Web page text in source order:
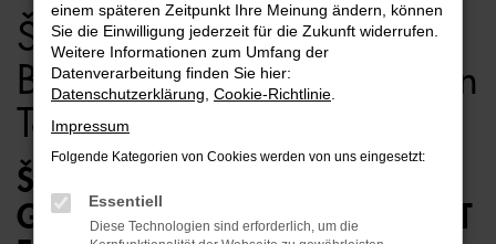
Škoda Octavia für
Bielefeld Gebrauchtwagen
Top Angebote
ŠKODA OCTAVIA
GEBRAUCHTWAGEN – PERFEKT
einem späteren Zeitpunkt Ihre Meinung ändern, können
Sie die Einwilligung jederzeit für die Zukunft widerrufen.
Weitere Informationen zum Umfang der
Datenverarbeitung finden Sie hier:
Datenschutzerklärung Cookie-Richtlinie
Impressum
Folgende Kategorien von Cookies werden von uns eingesetzt:
Essentiell
Diese Technologien sind erforderlich, um die